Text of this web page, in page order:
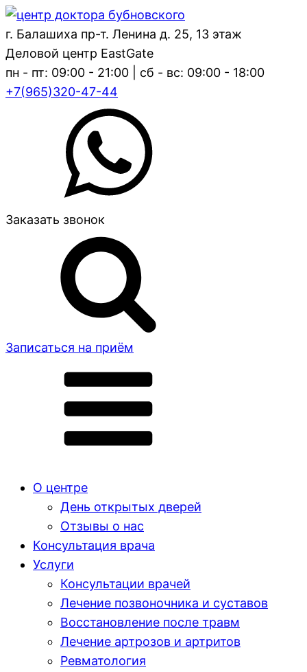
г. Балашиха пр-т. Ленина д. 25, 13 этаж
Деловой центр EastGate
пн - пт: 09:00 - 21:00 | сб - вс: 09:00 - 18:00
+7(965)320-47-44
Заказать звонок
Записаться на приём
О центре
День открытых дверей
Отзывы о нас
Консультация врача
Услуги
Консультации врачей
Лечение позвоночника и суставов
Восстановление после травм
Лечение артрозов и артритов
Ревматология